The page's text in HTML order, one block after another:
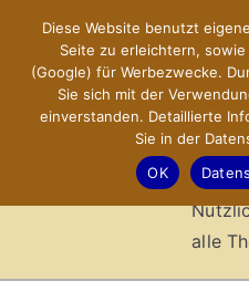
springen
–
alle
Diese Website benutzt
Seite zu erleichtern,
(Google) für Werbezwecke.
Sie sich mit der
einverstanden. Detaillierte
Sie in der
OK